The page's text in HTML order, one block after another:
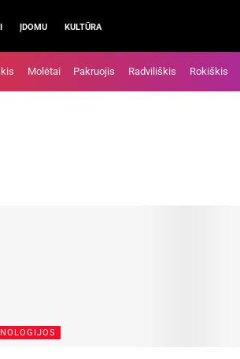
ĮDOMU KULTŪRA
Molėtai Pakruojis Radviliškis Rokiškis